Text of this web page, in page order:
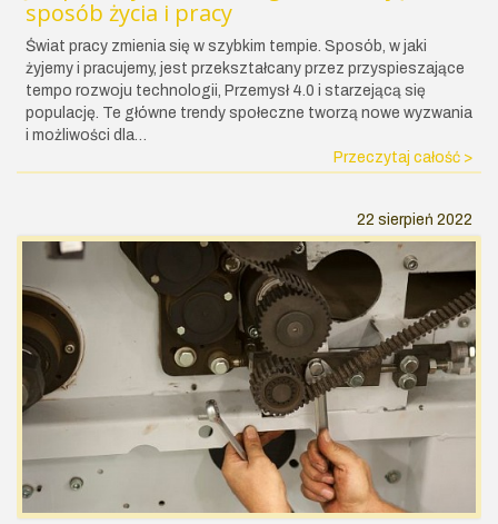
sposób życia i pracy
Świat pracy zmienia się w szybkim tempie. Sposób, w jaki
żyjemy i pracujemy, jest przekształcany przez przyspieszające
tempo rozwoju technologii, Przemysł 4.0 i starzejącą się
populację. Te główne trendy społeczne tworzą nowe wyzwania
i możliwości dla…
Przeczytaj całość >
22 sierpień 2022